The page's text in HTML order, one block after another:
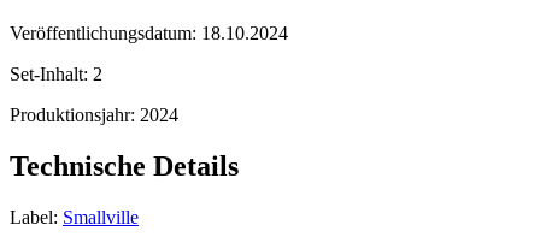
Veröffentlichungsdatum: 18.10.2024
Set-Inhalt: 2
Produktionsjahr: 2024
Technische Details
Label: Smallville